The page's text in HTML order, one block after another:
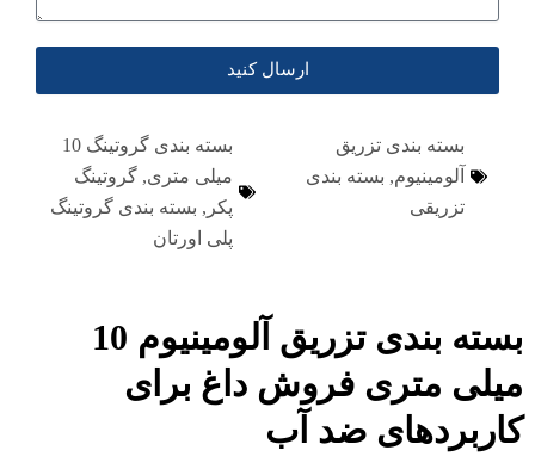
ارسال کنید
بسته بندی تزریق
آلومینیوم,بسته بندی
تزریقی
بسته بندی گروتینگ 10
میلی متری, گروتینگ
پکر,بسته بندی گروتینگ
پلی اورتان
بسته بندی تزریق آلومینیوم 10
متری فروش داغ برای
ضد آب